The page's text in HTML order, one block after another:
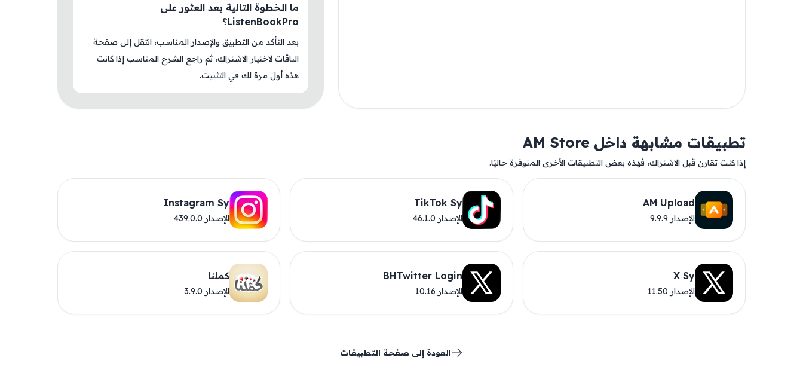
ما الخطوة التالية بعد العثور على
ListenBookPro؟
بعد التأكد من التطبيق والإصدار المناسب، انتقل إلى صفحة
الباقات لاختيار الاشتراك، ثم راجع الشرح المناسب إذا كانت
هذه أول مرة لك في التثبيت.
تطبيقات مشابهة داخل AM Store
إذا كنت تقارن قبل الاشتراك، فهذه بعض التطبيقات الأخرى المتوفرة حاليًا.
AM Upload
الإصدار 9.9.9
TikTok Sy
الإصدار 46.1.0
Instagram Sy
الإصدار 439.0.0
X Sy
الإصدار 11.50
BHTwitter Login
الإصدار 10.16
كملنا
الإصدار 3.9.0
العودة إلى صفحة التطبيقات